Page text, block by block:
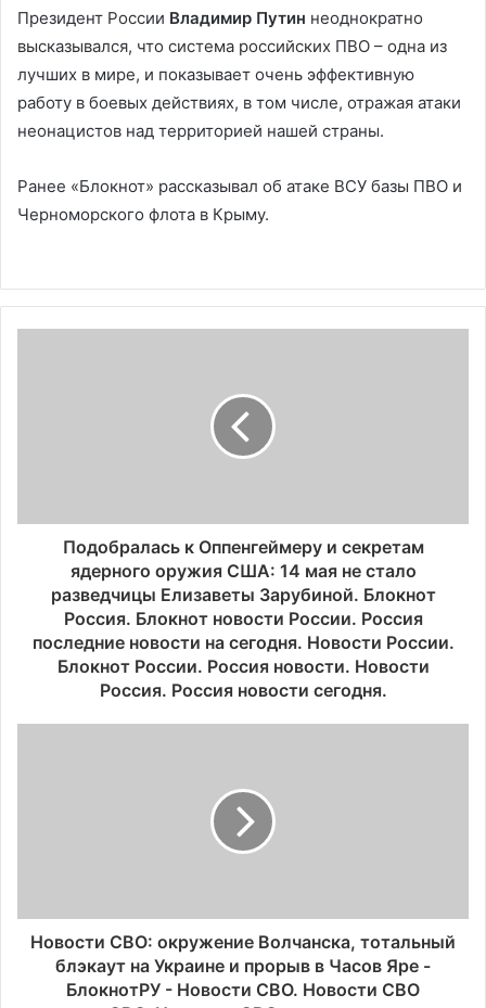
Президент России Владимир Путин неоднократно
высказывался, что система российских ПВО – одна из
лучших в мире, и показывает очень эффективную
работу в боевых действиях, в том числе, отражая атаки
неонацистов над территорией нашей страны.
Ранее «Блокнот» рассказывал об атаке ВСУ базы ПВО и
Черноморского флота в Крыму.
Подобралась к Оппенгеймеру и секретам
ядерного оружия США: 14 мая не стало
разведчицы Елизаветы Зарубиной. Блокнот
Россия. Блокнот новости России. Россия
последние новости на сегодня. Новости России.
Блокнот России. Россия новости. Новости
Россия. Россия новости сегодня.
Новости СВО: окружение Волчанска, тотальный
блэкаут на Украине и прорыв в Часов Яре -
БлокнотРУ - Новости СВО. Новости СВО